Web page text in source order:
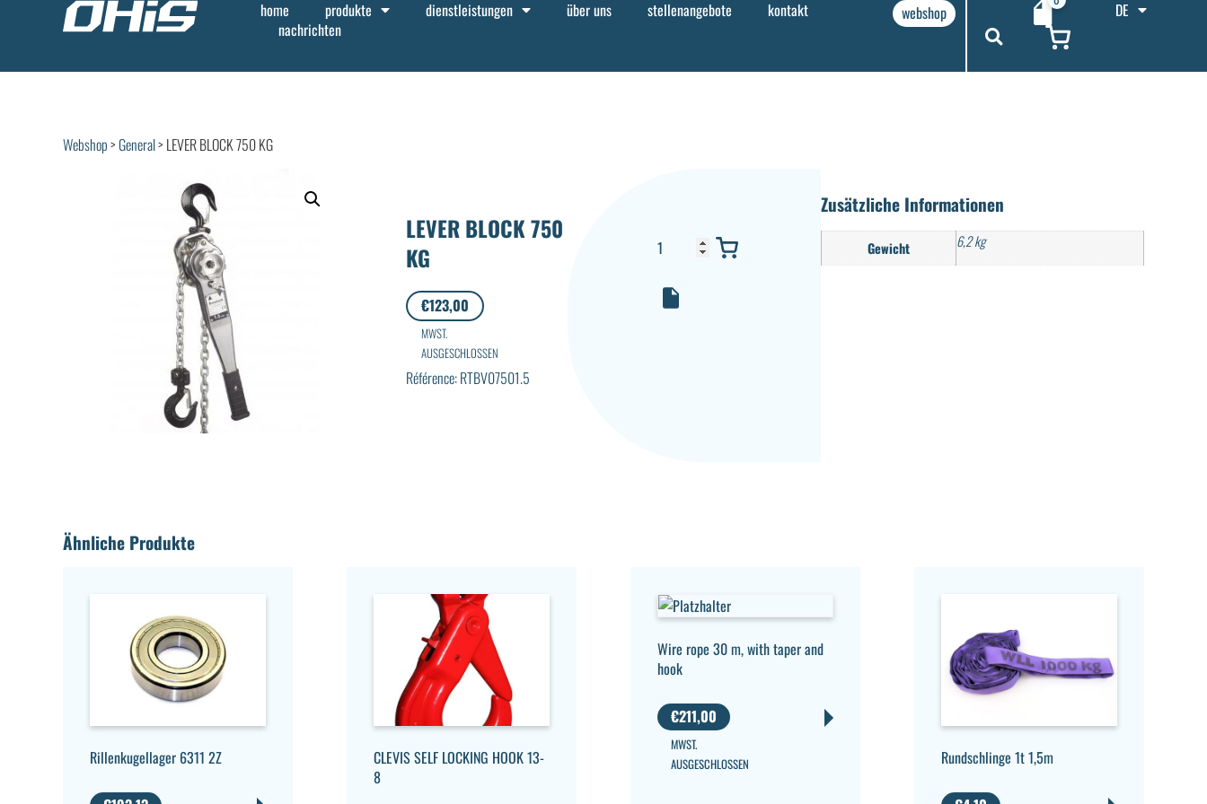
home produkte dienstleistungen über uns stellenangebote
kontakt
nachrichten
webshop DE
Webshop>General> LEVER BLOCK 750 KG
LEVER BLOCK 750
KG
€123,00
MWST.
AUSGESCHLOSSEN
Référence: RTBV07501.5
Zusätzliche Informationen
Gewicht 6,2 kg
Ähnliche Produkte
Rillenkugellager 6311 2Z
CLEVIS SELF LOCKING HOOK 13-
8
Wire rope 30 m, with taper and
hook
€211,00
MWST.
AUSGESCHLOSSEN
Rundschlinge 1t 1,5m